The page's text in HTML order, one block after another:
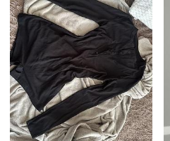
540 грн 6
550 грн -2%
Комбінезон-шорти,розмір s